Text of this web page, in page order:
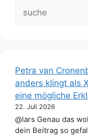
Petra van
anders klingt als
eine mögliche
22. Juli 2026
@lars Genau das
dein Beitrag so